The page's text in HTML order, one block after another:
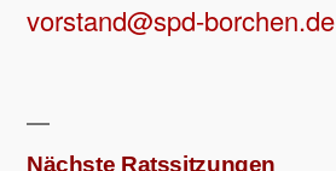
vorstand@spd-borchen.de
Nächste Ratssitzungen